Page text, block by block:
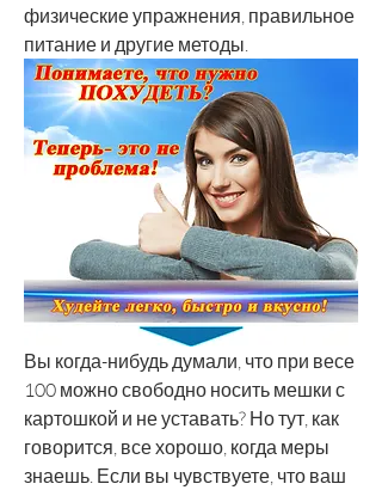
физические упражнения, правильное
питание и другие методы.
Вы когда-нибудь думали, что при весе
100 можно свободно носить мешки с
картошкой и не уставать? Но тут, как
говорится, все хорошо, когда меры
знаешь. Если вы чувствуете, что ваш